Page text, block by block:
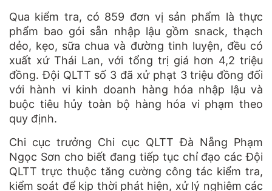
Qua kiểm tra, có 859 đơn vị sản phẩm là thực
phẩm bao gói sẵn nhập lậu gồm snack, thạch
dẻo, kẹo, sữa chua và đường tinh luyện, đều có
xuất xứ Thái Lan, với tổng trị giá hơn 4,2 triệu
đồng. Đội QLTT số 3 đã xử phạt 3 triệu đồng đối
với hành vi kinh doanh hàng hóa nhập lậu và
buộc tiêu hủy toàn bộ hàng hóa vi phạm theo
quy định.
Chi cục trưởng Chi cục QLTT Đà Nẵng Phạm
Ngọc Sơn cho biết đang tiếp tục chỉ đạo các Đội
QLTT trực thuộc tăng cường công tác kiểm tra,
kiểm soát để kịp thời phát hiện, xử lý nghiêm các